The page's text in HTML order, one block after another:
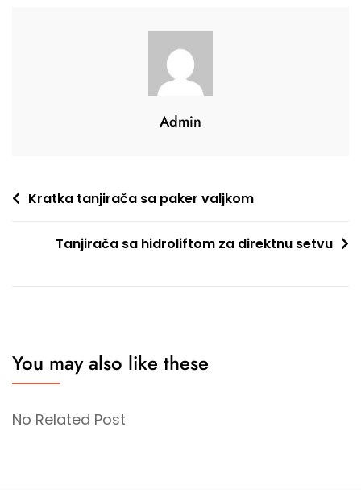
Admin
PostKratka tanjirača sa paker valjkom
Tanjirača sa hidroliftom za direktnu setvu
You may also like these
No Related Post